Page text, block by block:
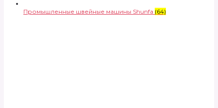
Промышленные швейные машины Shunfa (64)